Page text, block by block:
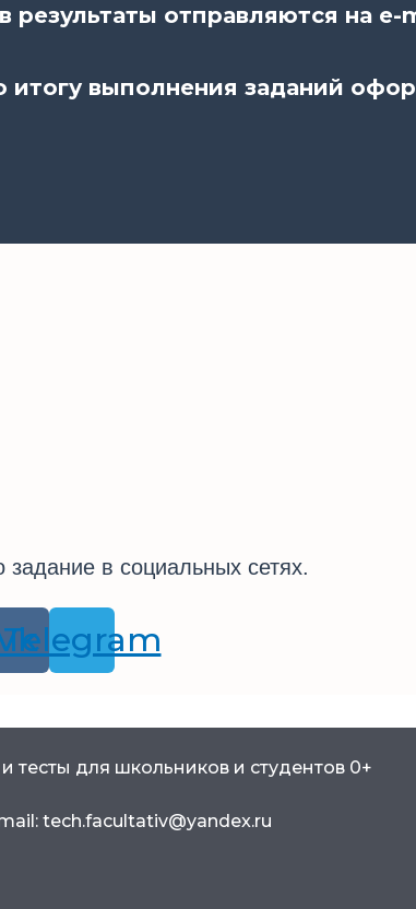
результаты отправляются на e-
итогу выполнения заданий
в социальных сетях.
Telegram
тесты для школьников и студентов 0+
tech.facultativ@yandex.ru